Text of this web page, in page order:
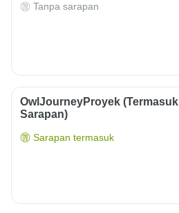
Tanpa sarapan
OwlJourneyProyek (Termasuk
Sarapan)
Sarapan termasuk